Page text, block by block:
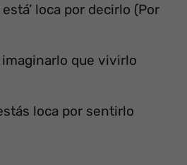
loca por decirlo (Por
que vivirlo
loca por sentirlo